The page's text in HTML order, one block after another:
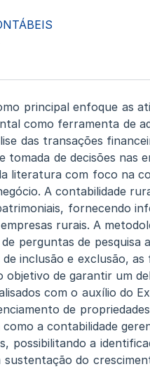
principal enfoque as
como ferramenta de
das transações
tomada de decisões nas
literatura com foco na
A contabilidade
fornecendo
rurais. A
perguntas de pesquisa
inclusão e exclusão,
objetivo de garantir um
com o auxílio do
de
a contabilidade
possibilitando a
do